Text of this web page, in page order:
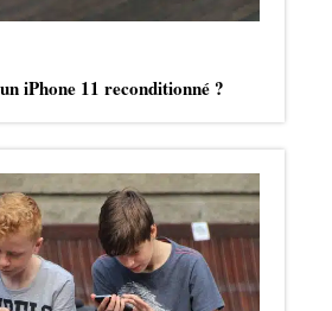
iPhone 11 reconditionné ?